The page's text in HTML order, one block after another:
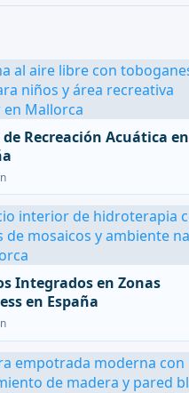
de Recreación Acuática en
Integrados en Zonas
en España